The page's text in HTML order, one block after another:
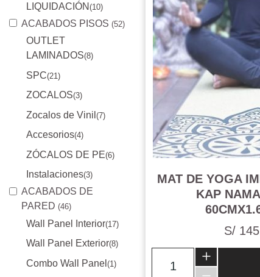
LIQUIDACIÓN (10)
ACABADOS PISOS (52)
OUTLET
LAMINADOS(8)
SPC(21)
ZOCALOS(3)
Zocalos de Vinil (7)
Accesorios(4)
ZÓCALOS DE PE(6)
Instalaciones(3)
ACABADOS DE
PARED (46)
Wall Panel Interior(17)
Wall Panel Exterior(8)
Combo Wall Panel (1)
MAT DE YOGA
KAP
S/